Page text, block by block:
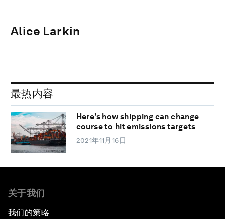
Alice Larkin
最热内容
Here's how shipping can change
course to hit emissions targets
2021年11月16日
关于我们
我们的策略